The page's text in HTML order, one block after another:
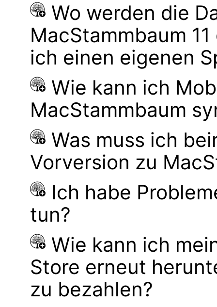
Wo werden die
MacStammbaum
ich einen eigenen
Wie kann ich
MacStammbaum
Was muss ich
Vorversion zu
Ich habe
tun?
Wie kann ich
Store erneut
zu bezahlen?